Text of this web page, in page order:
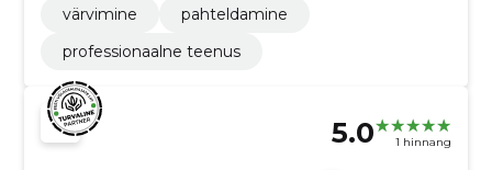
värvimine
pahteldamine
professionaalne teenus
5.0 1 hinnang